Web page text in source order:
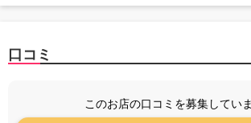
口コミ
このお店の口コミを募集してい